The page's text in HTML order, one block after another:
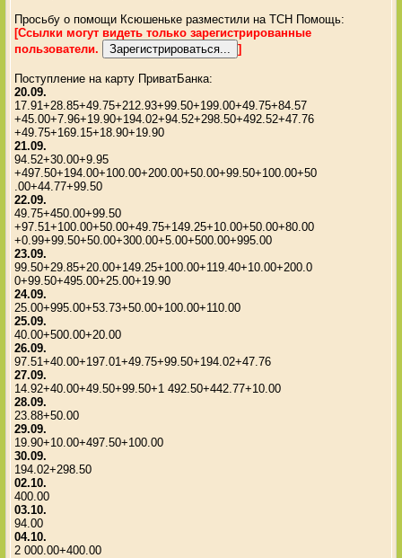
Просьбу о помощи Ксюшеньке разместили на ТСН Помощь:
[Ссылки могут видеть только зарегистрированные
пользователи.
]
Поступление на карту ПриватБанка:
20.09.
17.91+28.85+49.75+212.93+99.50+199.00+49.75+84.57
+45.00+7.96+19.90+194.02+94.52+298.50+492.52+47.76
+49.75+169.15+18.90+19.90
21.09.
94.52+30.00+9.95
+497.50+194.00+100.00+200.00+50.00+99.50+100.00+50
.00+44.77+99.50
22.09.
49.75+450.00+99.50
+97.51+100.00+50.00+49.75+149.25+10.00+50.00+80.00
+0.99+99.50+50.00+300.00+5.00+500.00+995.00
23.09.
99.50+29.85+20.00+149.25+100.00+119.40+10.00+200.0
0+99.50+495.00+25.00+19.90
24.09.
25.00+995.00+53.73+50.00+100.00+110.00
25.09.
40.00+500.00+20.00
26.09.
97.51+40.00+197.01+49.75+99.50+194.02+47.76
27.09.
14.92+40.00+49.50+99.50+1 492.50+442.77+10.00
28.09.
23.88+50.00
29.09.
19.90+10.00+497.50+100.00
30.09.
194.02+298.50
02.10.
400.00
03.10.
94.00
04.10.
2 000.00+400.00